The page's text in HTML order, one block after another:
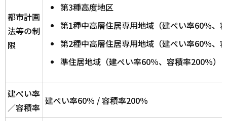
都市計画
法等の制
限
第3種高度地区
第1種中高層住居専用地域（建ぺい率60％、
第2種中高層住居専用地域（建ぺい率60％、
準住居地域（建ぺい率60％、容積率200％）
建ぺい率
／容積率
建ぺい率60％ / 容積率200％